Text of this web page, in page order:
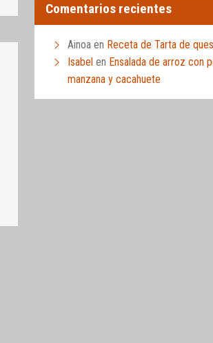
Comentarios recientes
Ainoa en Receta de Tarta de
Isabel en Ensalada de arroz con
manzana y cacahuete